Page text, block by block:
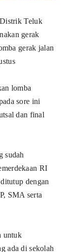
Teluk
gerak
gerak jalan
lomba
sore ini
dan final
sudah
RI
dengan
SMA serta
untuk
ada di sekolah